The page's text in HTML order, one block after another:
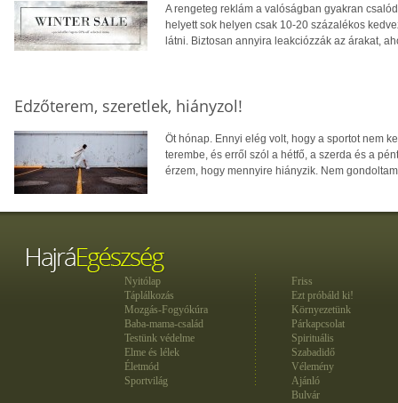
A rengeteg reklám a valóságban gyakran
helyett sok helyen csak 10-20 százalékos
látni. Biztosan annyira leakciózzák az árakat,
Edzőterem, szeretlek, hiányzol!
Öt hónap. Ennyi elég volt, hogy a sportot nem
terembe, és erről szól a hétfő, a szerda és a
érzem, hogy mennyire hiányzik. Nem
Nyitólap
Táplálkozás
Mozgás-Fogyókúra
Baba-mama-család
Testünk védelme
Elme és lélek
Életmód
Sportvilág
Friss
Ezt próbáld ki!
Környezetünk
Párkapcsolat
Spirituális
Szabadidő
Vélemény
Ajánló
Bulvár